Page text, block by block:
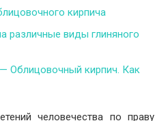
кирпича
различные виды глиняного
Облицовочный кирпич. Как
человечества по праву